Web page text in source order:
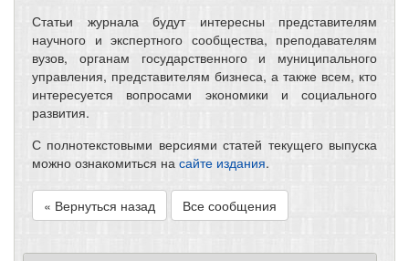
Статьи журнала будут интересны представителям
научного и экспертного сообщества, преподавателям
вузов, органам государственного и муниципального
управления, представителям бизнеса, а также всем, кто
интересуется вопросами экономики и социального
развития.
С полнотекстовыми версиями статей текущего выпуска
можно ознакомиться на сайте издания.
« Вернуться назад Все сообщения